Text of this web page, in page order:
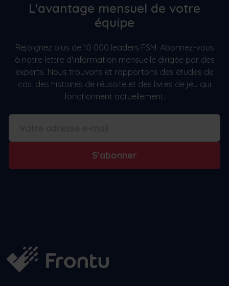
L'avantage mensuel de votre
équipe
Rejoignez plus de 10 000 leaders FSM. Abonnez-vous
à notre lettre d'information mensuelle dirigée par des
experts. Nous trouvons et rapportons des études de
cas, des histoires de réussite et des livres de jeu qui
fonctionnent actuellement.
S'abonner